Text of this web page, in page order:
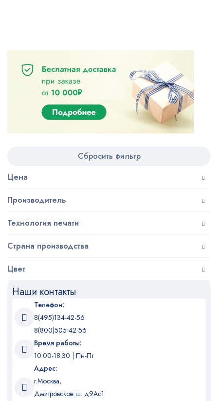
Сбросить фильтр
Цена
Производитель
Технология печати
Страна производства
Цвет
Наши контакты
Телефон:
8(495)134-42-56
8(800)505-42-56
Время работы:
10:00-18:30 | Пн-Пт
Адрес:
г.Москва,
Дмитровское ш. д9Ас1